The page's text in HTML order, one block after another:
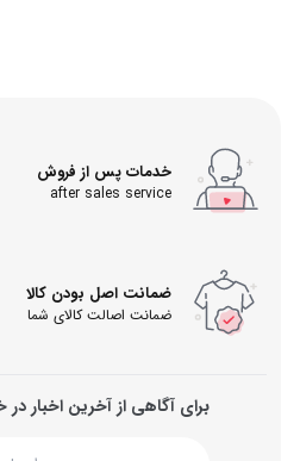
خدمات پس از فروش
after sales service
ضمانت اصل بودن کالا
ضمانت اصالت کالای شما
برای آگاهی از آخرین اخبار